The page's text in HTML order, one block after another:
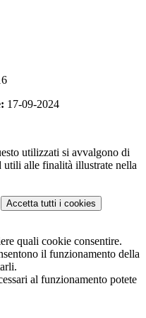
17-09-2024
utilizzati si avvalgono di
utili alle finalità illustrate nella
Accetta tutti i cookies
quali cookie consentire.
il funzionamento della
al funzionamento potete